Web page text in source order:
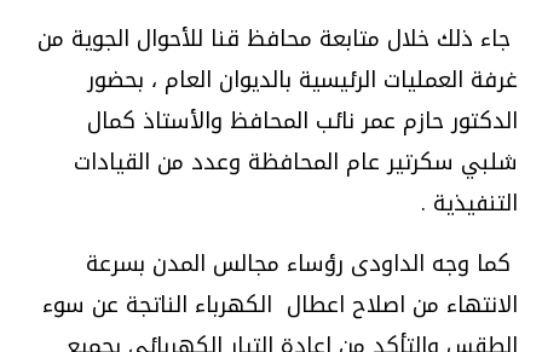
جاء ذلك خلال متابعة محافظ قنا للأحوال الجوية من
غرفة العمليات الرئيسية بالديوان العام ، بحضور
الدكتور حازم عمر نائب المحافظ والأستاذ كمال
شلبي سكرتير عام المحافظة وعدد من القيادات
التنفيذية .
كما وجه الداودى رؤساء مجالس المدن بسرعة
الانتهاء من اصلاح اعطال الكهرباء الناتجة عن سوء